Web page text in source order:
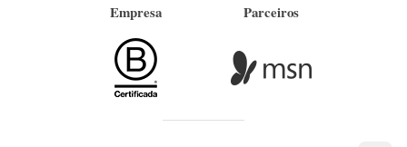
Empresa Parceiros